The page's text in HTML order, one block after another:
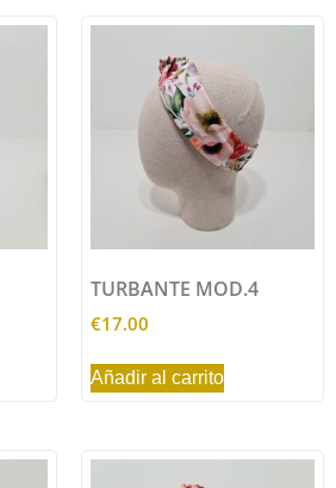
TURBANTE MOD.4
€17.00
Añadir al carrito